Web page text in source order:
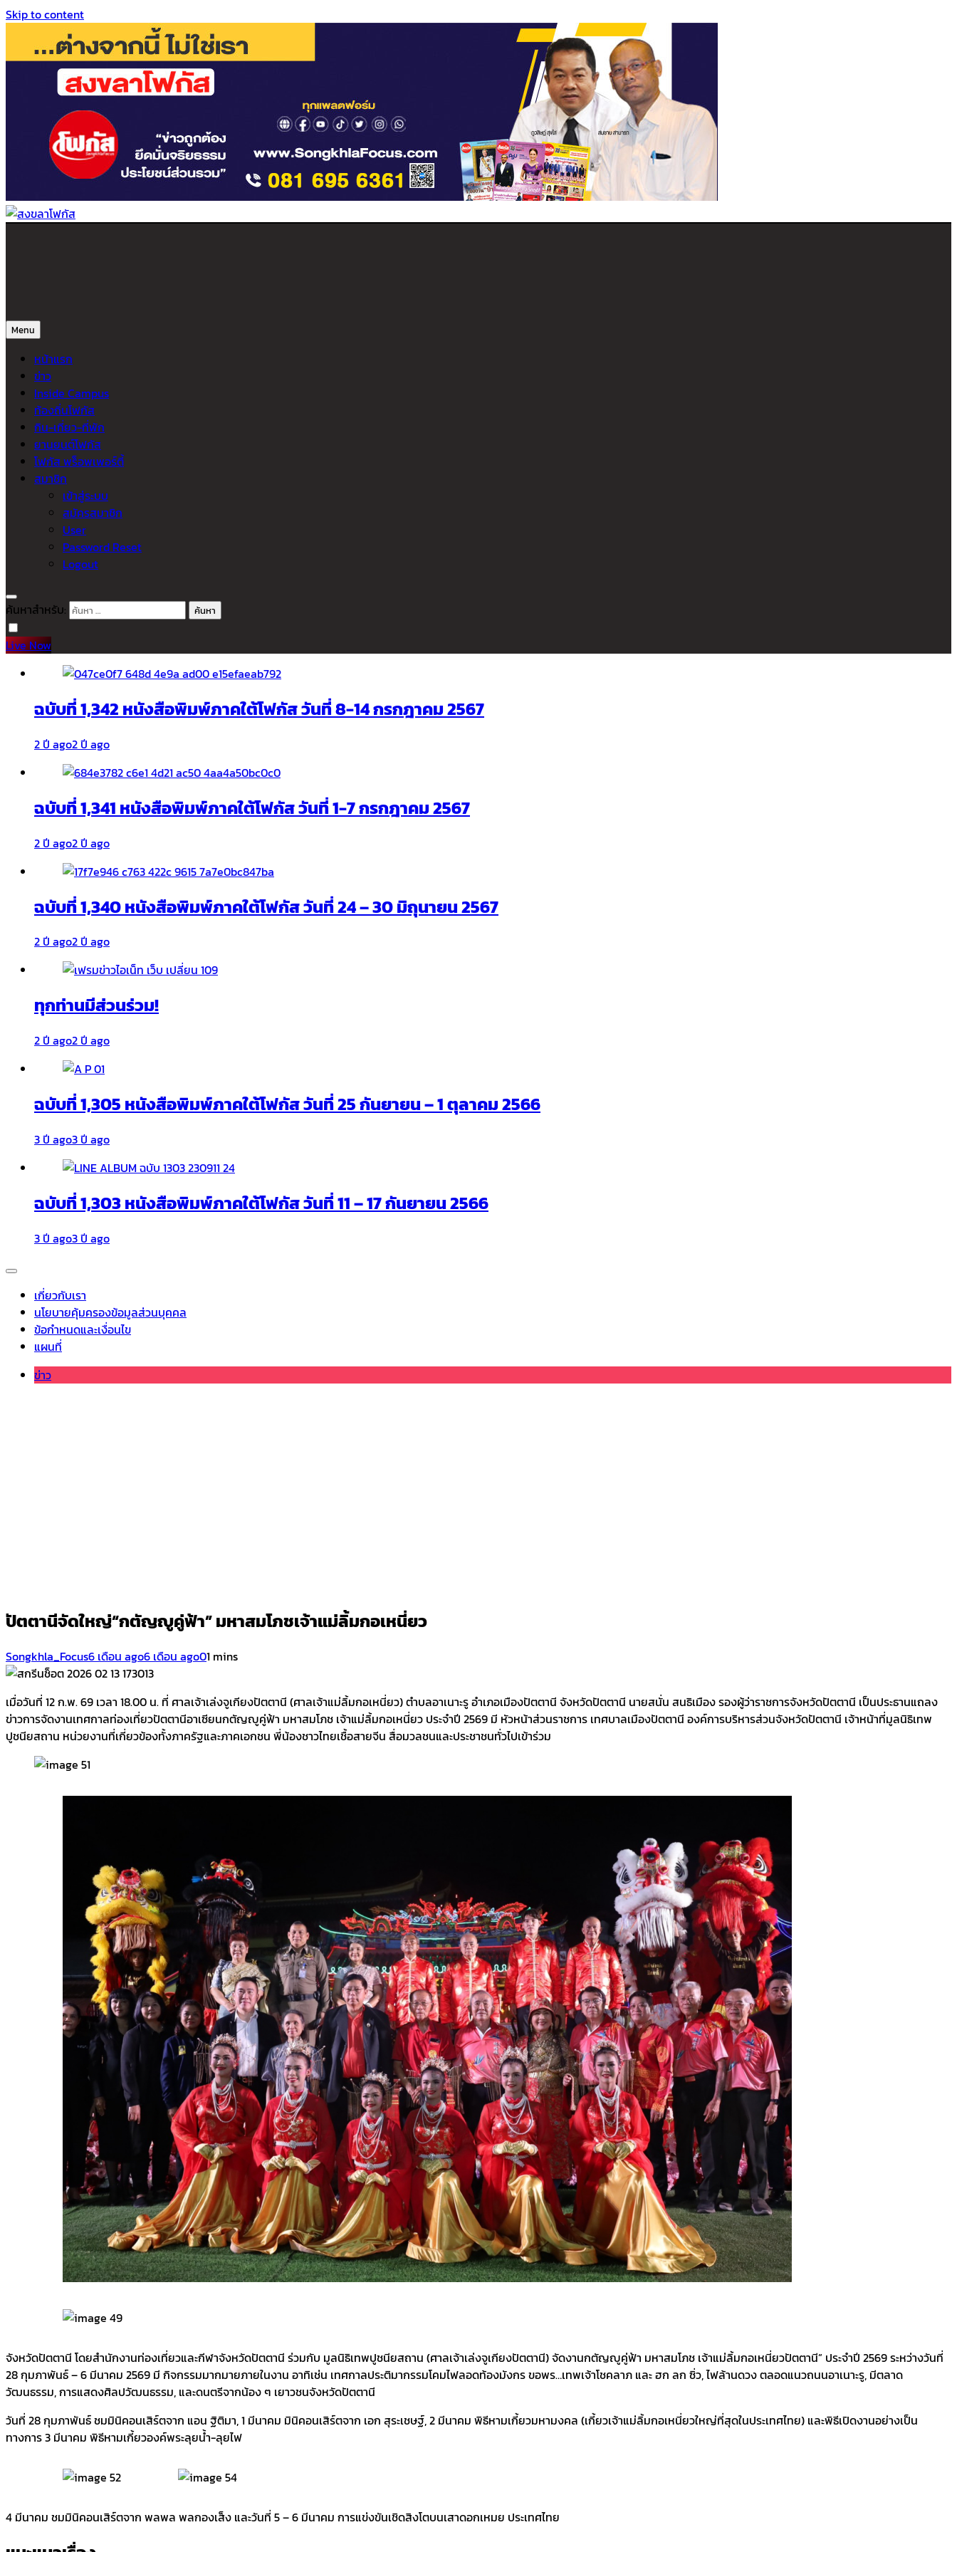
Skip to content
Menu
หน้าแรก
ข่าว
Inside Campus
ท้องถิ่นโฟกัส
กิน-เที่ยว-ที่พัก
ยานยนต์โฟกัส
โฟกัส พร็อพเพอร์ตี้
สมาชิก
เข้าสู่ระบบ
สมัครสมาชิก
User
Password Reset
Logout
ค้นหาสำหรับ:
Live Now
ฉบับที่ 1,342 หนังสือพิมพ์ภาคใต้โฟกัส วันที่ 8-14 กรกฎาคม 2567
2 ปี ago2 ปี ago
ฉบับที่ 1,341 หนังสือพิมพ์ภาคใต้โฟกัส วันที่ 1-7 กรกฎาคม 2567
2 ปี ago2 ปี ago
ฉบับที่ 1,340 หนังสือพิมพ์ภาคใต้โฟกัส วันที่ 24 – 30 มิถุนายน 2567
2 ปี ago2 ปี ago
ทุกท่านมีส่วนร่วม!
2 ปี ago2 ปี ago
ฉบับที่ 1,305 หนังสือพิมพ์ภาคใต้โฟกัส วันที่ 25 กันยายน – 1 ตุลาคม 2566
3 ปี ago3 ปี ago
ฉบับที่ 1,303 หนังสือพิมพ์ภาคใต้โฟกัส วันที่ 11 – 17 กันยายน 2566
3 ปี ago3 ปี ago
เกี่ยวกับเรา
นโยบายคุ้มครองข้อมูลส่วนบุคคล
ข้อกำหนดและเงื่อนไข
แผนที่
ข่าว
ปัตตานีจัดใหญ่“กตัญญูคู่ฟ้า” มหาสมโภชเจ้าแม่ลิ้มกอเหนี่ยว
Songkhla_Focus6 เดือน ago6 เดือน ago01 mins
เมื่อวันที่ 12 ก.พ. 69 เวลา 18.00 น. ที่ ศาลเจ้าเล่งจูเกียงปัตตานี (ศาลเจ้าแม่ลิ้มกอเหนี่ยว) ตำบลอาเนาะรู อำเภอเมืองปัตตานี จังหวัดปัตตานี นายสนั่น สนธิเมือง รองผู้ว่าราชการจังหวัดปัตตานี เป็นประธานแถลง
ข่าวการจัดงานเทศกาลท่องเที่ยวปัตตานีอาเซียนกตัญญูคู่ฟ้า มหาสมโภช เจ้าแม่ลิ้มกอเหนี่ยว ประจำปี 2569 มี หัวหน้าส่วนราชการ เทศบาลเมืองปัตตานี องค์การบริหารส่วนจังหวัดปัตตานี เจ้าหน้าที่มูลนิธิเทพ
ปูชนียสถาน หน่วยงานที่เกี่ยวข้องทั้งภาครัฐและภาคเอกชน พี่น้องชาวไทยเชื้อสายจีน สื่อมวลชนและประชาชนทั่วไปเข้าร่วม
จังหวัดปัตตานี โดยสำนักงานท่องเที่ยวและกีฬาจังหวัดปัตตานี ร่วมกับ มูลนิธิเทพปูชนียสถาน (ศาลเจ้าเล่งจูเกียงปัตตานี) จัดงานกตัญญูคู่ฟ้า มหาสมโภช เจ้าแม่ลิ้มกอเหนี่ยวปัตตานี” ประจำปี 2569 ระหว่างวันที่
28 กุมภาพันธ์ – 6 มีนาคม 2569 มี กิจกรรมมากมายภายในงาน อาทิเช่น เทศกาลประติมากรรมโคมไฟลอดท้องมังกร ขอพร…เทพเจ้าโชคลาภ และ ฮก ลก ซิ่ว, ไฟล้านดวง ตลอดแนวถนนอาเนาะรู, มีตลาด
วัฒนธรรม, การแสดงศิลปวัฒนธรรม, และดนตรีจากน้อง ๆ เยาวชนจังหวัดปัตตานี
วันที่ 28 กุมภาพันธ์ ชมมินิคอนเสิร์ตจาก แอน ฐิติมา, 1 มีนาคม มินิคอนเสิร์ตจาก เอก สุระเชษฐ์, 2 มีนาคม พิธีหามเกี้ยวมหามงคล (เกี้ยวเจ้าแม่ลิ้มกอเหนี่ยวใหญ่ที่สุดในประเทศไทย) และพิธีเปิดงานอย่างเป็น
ทางการ 3 มีนาคม พิธีหามเกี้ยวองค์พระลุยน้ำ-ลุยไฟ
4 มีนาคม ชมมินิคอนเสิร์ตจาก พลพล พลกองเส็ง และวันที่ 5 – 6 มีนาคม การแข่งขันเชิดสิงโตบนเสาดอกเหมย ประเทศไทย